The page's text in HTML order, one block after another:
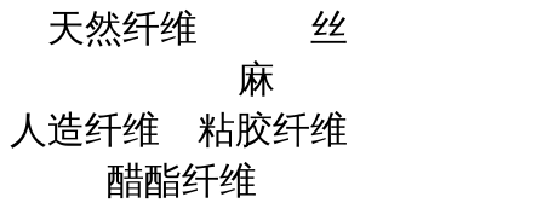
天然纤
麻
人造纤维 粘
醋酯纤